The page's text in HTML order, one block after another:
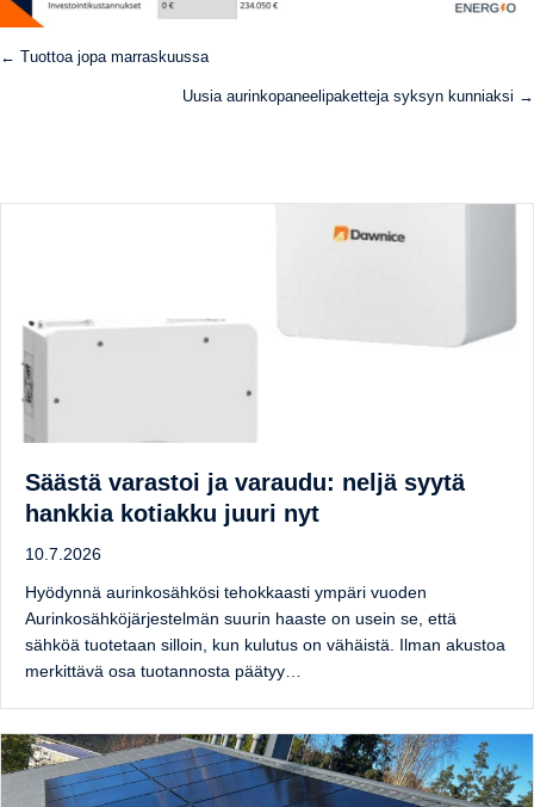
Posts
← Tuottoa jopa marraskuussa
Uusia aurinkopaneelipaketteja syksyn kunniaksi →
Säästä varastoi ja varaudu: neljä syytä
hankkia kotiakku juuri nyt
10.7.2026
Hyödynnä aurinkosähkösi tehokkaasti ympäri vuoden
Aurinkosähköjärjestelmän suurin haaste on usein se, että
sähköä tuotetaan silloin, kun kulutus on vähäistä. Ilman akustoa
merkittävä osa tuotannosta päätyy…